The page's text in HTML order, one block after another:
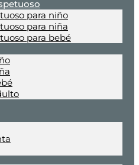
para niño
para niña
para bebé